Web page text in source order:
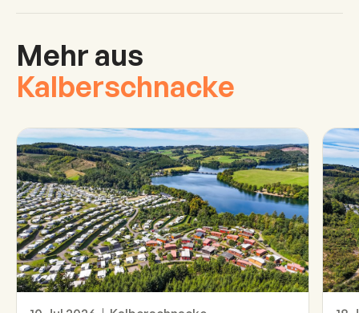
Mehr aus
Kalberschnacke
Das ist neu